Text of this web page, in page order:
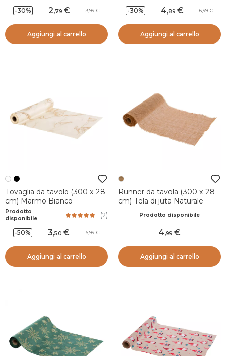
-30% 2,79 3,99
Aggiungi al carrello
-30% 4,89 6,99
Aggiungi al carrello
Tovaglia da tavolo (300 x 28
cm) Marmo Bianco
Prodotto
disponibile
(2)
-50% 3,50 6,99
Aggiungi al carrello
Runner da tavola (300 x 28
cm) Tela di juta Naturale
Prodotto disponibile
4,99
Aggiungi al carrello